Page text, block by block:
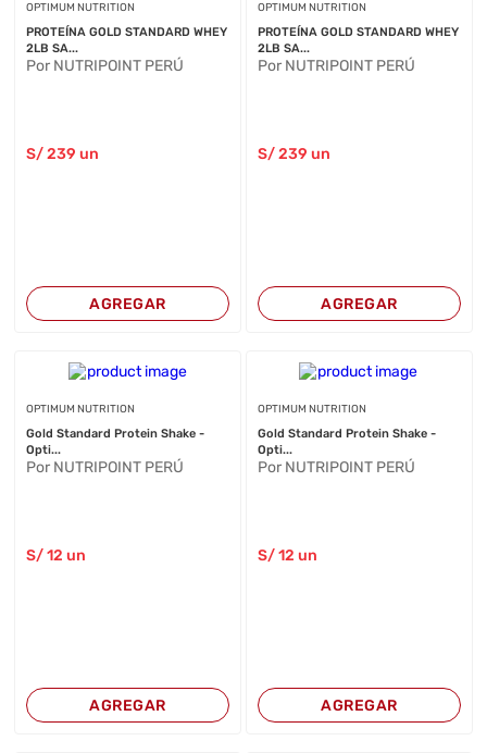
OPTIMUM NUTRITION
PROTEÍNA GOLD STANDARD WHEY
2LB SA...
Por NUTRIPOINT PERÚ
S/239 un
AGREGAR
OPTIMUM NUTRITION
PROTEÍNA GOLD STANDARD WHEY
2LB SA...
Por NUTRIPOINT PERÚ
S/239 un
AGREGAR
OPTIMUM NUTRITION
Gold Standard Protein Shake -
Opti...
Por NUTRIPOINT PERÚ
S/12 un
AGREGAR
OPTIMUM NUTRITION
Gold Standard Protein Shake -
Opti...
Por NUTRIPOINT PERÚ
S/12 un
AGREGAR